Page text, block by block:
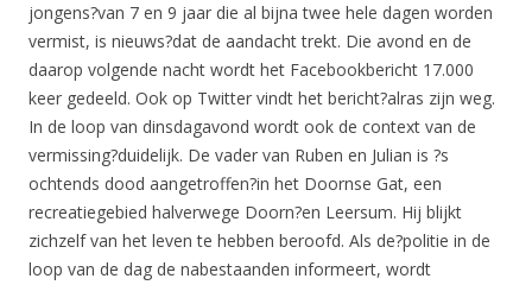
jongens?van 7 en 9 jaar die al bijna twee hele dagen worden
vermist, is nieuws?dat de aandacht trekt. Die avond en de
daarop volgende nacht wordt het Facebookbericht 17.000
keer gedeeld. Ook op Twitter vindt het bericht?alras zijn weg.
In de loop van dinsdagavond wordt ook de context van de
vermissing?duidelijk. De vader van Ruben en Julian is ?s
ochtends dood aangetroffen?in het Doornse Gat, een
recreatiegebied halverwege Doorn?en Leersum. Hij blijkt
zichzelf van het leven te hebben beroofd. Als de?politie in de
loop van de dag de nabestaanden informeert, wordt